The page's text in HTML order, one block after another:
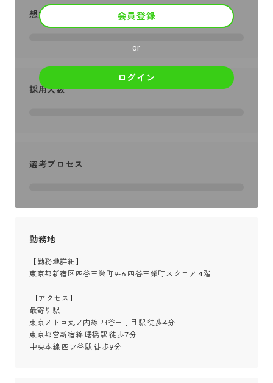
会員登録
or
ログイン
想定年収
採用人数
選考プロセス
勤務地
【勤務地詳細】
東京都新宿区四谷三栄町9-6 四谷三栄町スクエア 4階
最寄り駅
東京メトロ丸ノ内線 四谷三丁目駅 徒歩4分
東京都営新宿線 曙橋駅 徒歩7分
中央本線 四ツ谷駅 徒歩9分